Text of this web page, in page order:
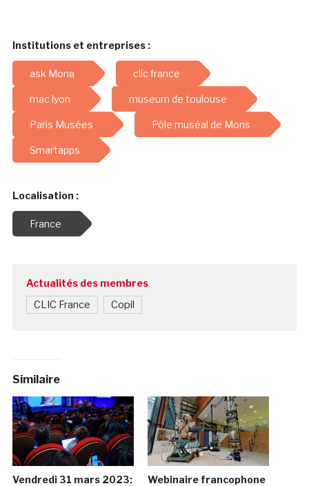
Institutions et entreprises :
ask Mona clic france
mac lyon museum de toulouse
Paris Musées Pôle muséal de Mons
Smartapps
Localisation :
France
Actualités des membres
CLIC France Copil
Similaire
Vendredi 31 mars 2023:
Webinaire francophone